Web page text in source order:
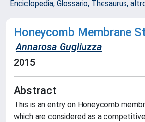
Enciclopedia, Glossario, Thesaurus,
Honeycomb Membrane
Annarosa Gugliuzza
2015
Abstract
This is an entry on Honeycomb
which are considered as a